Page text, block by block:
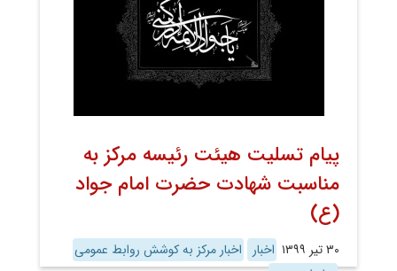
پیام تسلیت هیئت رئیسه مرکز به
مناسبت شهادت حضرت امام جواد
(ع)
۳۰ تیر ۱۳۹۹ اخبار
اخبار مرکز به کوشش روابط عمومی